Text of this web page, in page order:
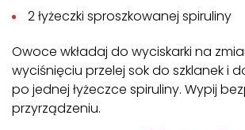
2 łyżeczki sproszkowanej spiruliny
Owoce wkładaj do wyciskarki na
wyciśnięciu przelej sok do szklanek i
po jednej łyżeczce spiruliny. Wypij
przyrządzeniu.